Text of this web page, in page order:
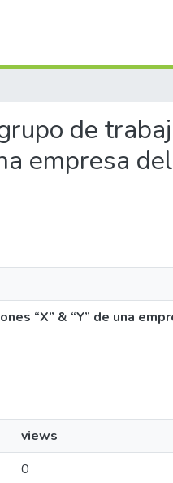
de
empresa
“X” & “Y” de una
views
0